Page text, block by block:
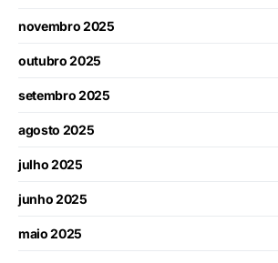
novembro 2025
outubro 2025
setembro 2025
agosto 2025
julho 2025
junho 2025
maio 2025